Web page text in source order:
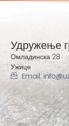
Удружење
Омладинска 28
Ужице
Email: